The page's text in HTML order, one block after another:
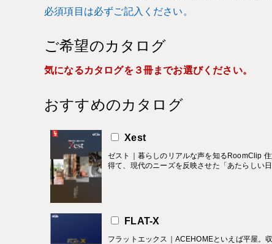
必須項目は必ずご記入ください。
ご希望のカタログ
気になるカタログを３冊までお選びください。
おすすめのカタログ
Xest
ゼスト｜暮らしのリアルな声を知るRoomClip
得て、現代のニーズを反映させた「あたらしい日
FLAT-X
フラットエックス｜ACEHOMEといえば平屋。